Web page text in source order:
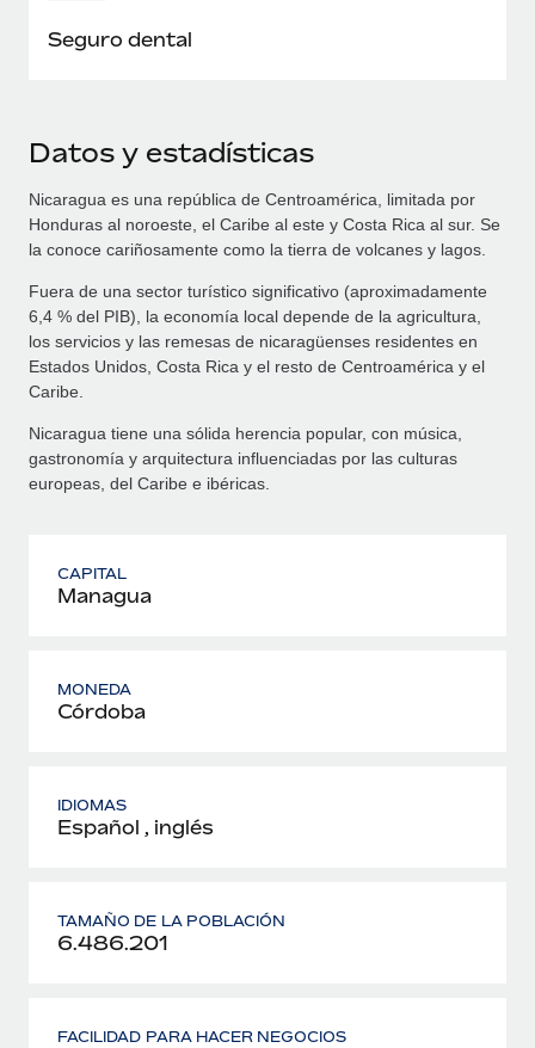
Seguro dental
Datos y estadísticas
Nicaragua es una república de Centroamérica, limitada por
Honduras al noroeste, el Caribe al este y Costa Rica al sur. Se
la conoce cariñosamente como la tierra de volcanes y lagos.
Fuera de una sector turístico significativo (aproximadamente
6,4 % del PIB), la economía local depende de la agricultura,
los servicios y las remesas de nicaragüenses residentes en
Estados Unidos, Costa Rica y el resto de Centroamérica y el
Caribe.
Nicaragua tiene una sólida herencia popular, con música,
gastronomía y arquitectura influenciadas por las culturas
europeas, del Caribe e ibéricas.
CAPITAL
Managua
MONEDA
Córdoba
IDIOMAS
Español , inglés
TAMAÑO DE LA POBLACIÓN
6.486.201
FACILIDAD PARA HACER NEGOCIOS